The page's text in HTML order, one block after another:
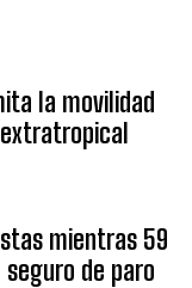
la movilidad
mientras 59
de paro